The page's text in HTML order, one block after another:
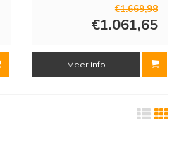
€1.669,98
€1.061,65
Meer info